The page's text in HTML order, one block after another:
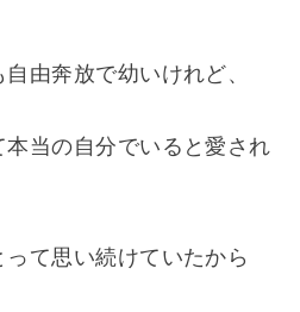
由奔放で幼いけれど、
当の自分でいると愛され
て思い続けていたから